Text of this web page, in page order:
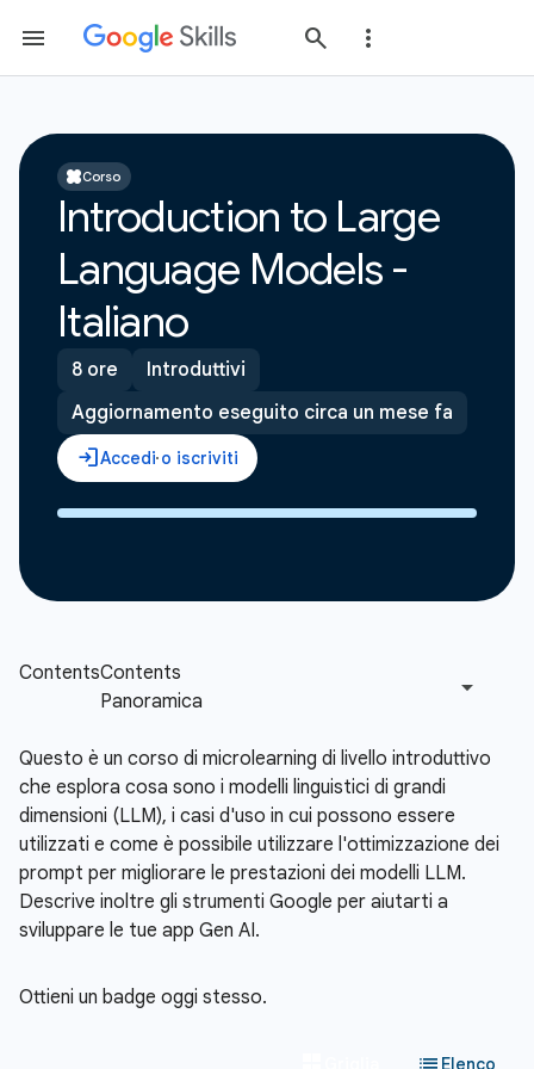
Corso
Introduction to Large
Language Models -
Italiano
8 ore
Introduttivi
Aggiornamento eseguito circa un mese fa
Questo è un corso di microlearning di livello introduttivo
che esplora cosa sono i modelli linguistici di grandi
dimensioni (LLM), i casi d'uso in cui possono essere
utilizzati e come è possibile utilizzare l'ottimizzazione dei
prompt per migliorare le prestazioni dei modelli LLM.
Descrive inoltre gli strumenti Google per aiutarti a
sviluppare le tue app Gen AI.
Ottieni un badge oggi stesso.